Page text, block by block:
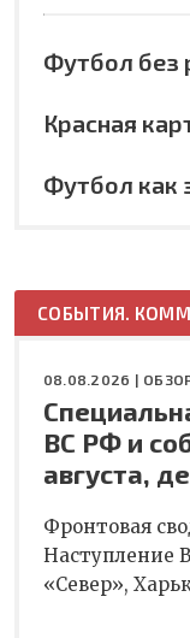
Футбол без
Красная
Футбол как
СОБЫТИЯ.
08.08.2026 |
ВС РФ и
августа,
Фронтовая
Наступление
«Север»,